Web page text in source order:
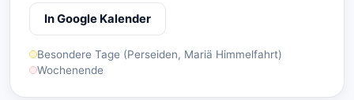
In Google Kalender
Besondere Tage (Perseiden, Mariä Himmelfahrt)
Wochenende